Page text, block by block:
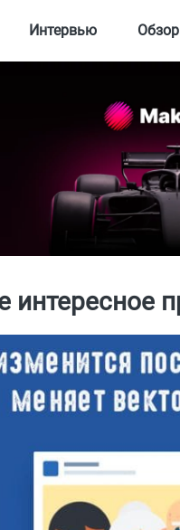
Интервью
интересное